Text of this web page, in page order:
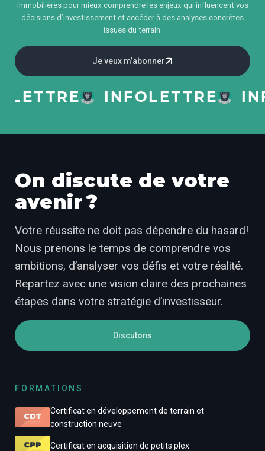
immobilières pour mieux comprendre les enjeux qui influencent vos
décisions d’investissement et accéder à des analyses concrètes
issues du terrain.
Je veux m’abonner
INFOLETTRE
On discute de votre
avenir ?
Votre réussite ne doit pas dépendre du hasard!
Nous prenons le temps de comprendre vos
ambitions, d’analyser vos défis et votre réalité.
Repartez avec une vision claire des prochaines
étapes dans votre stratégie d’investisseur.
Discutons
FORMATIONS
Certificat en développement de terrain et
construction neuve
Certificat en acquisition de petits plex